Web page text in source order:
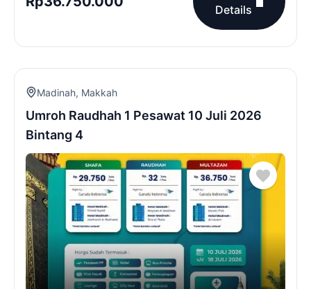
Details
Madinah, Makkah
Umroh Raudhah 1 Pesawat 10 Juli 2026
Bintang 4